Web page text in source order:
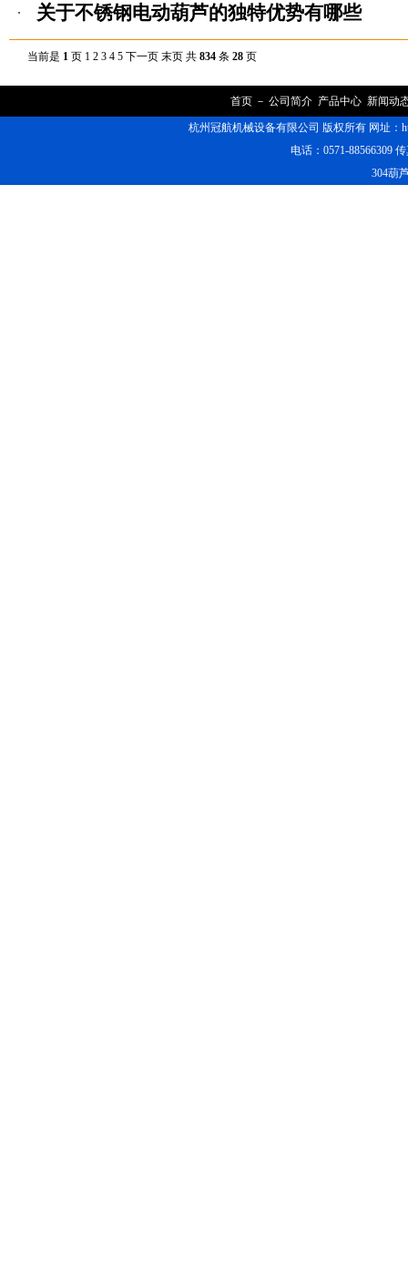
关于不锈钢电动葫芦的独特优势有哪些
当前是 1 页 1 2 3 4 5 下一页 末页 共 834 条 28 页
首页 － 公司简介 产品中心 新闻动
杭州冠航机械设备有限公司 版权所有 网址：
电话：0571-88566309
304葫